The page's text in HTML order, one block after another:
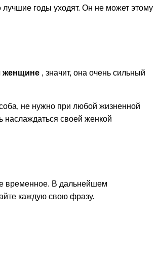
годы уходят. Он не может этому
женщине , значит, она очень сильный
не нужно при любой жизненной
наслаждаться своей женкой
временное. В дальнейшем
каждую свою фразу.